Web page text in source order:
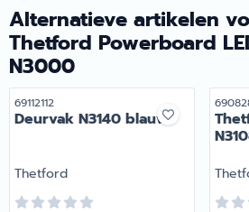
recreatiespecialist.
Alternatieve artikelen
Thetford Powerboard
N3000
Artikelnummer
69112112
Deurvak N3140 blauw
Merk:
Thetford Merk: